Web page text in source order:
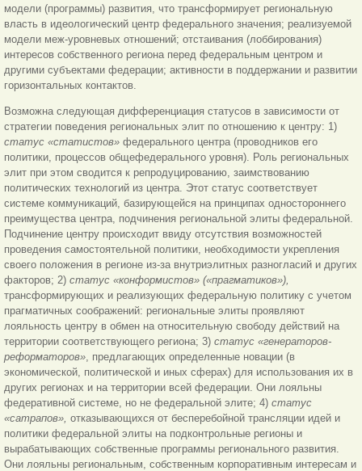
модели (программы) развития, что трансформирует региональную
власть в идеологический центр федерального значения; реализуемой
модели меж-уровневых отношений; отстаивания (лоббирования)
интересов собственного региона перед федеральным центром и
другими субъектами федерации; активности в поддержании и развитии
горизонтальных контактов.
Возможна следующая дифференциация статусов в зависимости от
стратегии поведения региональных элит по отношению к центру: 1)
статус «статистов» федерального центра (проводников его
политики, процессов общефедерального уровня). Роль региональных
элит при этом сводится к репродуцированию, заимствованию
политических технологий из центра. Этот статус соответствует
системе коммуникаций, базирующейся на принципах одностороннего
преимущества центра, подчинения региональной элиты федеральной.
Подчинение центру происходит ввиду отсутствия возможностей
проведения самостоятельной политики, необходимости укрепления
своего положения в регионе из-за внутриэлитных разногласий и других
факторов; 2) статус «конформистов» («прагматиков»),
трансформирующих и реализующих федеральную политику с учетом
прагматичных соображений: региональные элиты проявляют
лояльность центру в обмен на относительную свободу действий на
территории соответствующего региона; 3) статус «генераторов-
реформаторов» , предлагающих определенные новации (в
экономической, политической и иных сферах) для использования их в
других регионах и на территории всей федерации. Они лояльны
федеративной системе, но не федеральной элите; 4) статус
«сатрапов», отказывающихся от бесперебойной трансляции идей и
политики федеральной элиты на подконтрольные регионы и
вырабатывающих собственные программы регионального развития.
Они лояльны региональным, собственным корпоративным интересам и